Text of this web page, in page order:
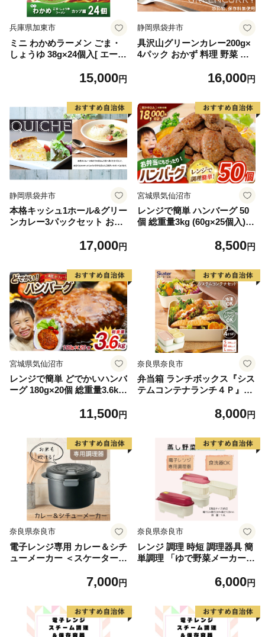
兵庫県加東市
ミニ わかめラーメン ごま・
しょうゆ 38g×24個入[ エース
ト カップ麺 即席めん 時短 防
お昼ご飯 夜食 小腹 手軽 便利
醤油スープ
15,000円
静岡県袋井市
具沢山グリーンカレー200g×
4パック おかず 料理 野菜 人
食 朝食 朝ごはん ランチ お昼
温めるだけ
16,000円
静岡県袋井市
本格キッシュ1ホール&グリー
ンカレー3パックセット おか
凍 洋食 朝食 朝ごはん ランチ
時短 温めるだけ
17,000円
宮城県気仙沼市
レンジで簡単 ハンバーグ 50
個 総重量3kg (60g×25個入)×
仙沼市 20563951] 大容量 時
8,500円
宮城県気仙沼市
レンジで簡単 どでかいハンバ
ーグ 180g×20個 総重量3.6kg
市 20563345] ハンバーグ 業
11,500円
奈良県奈良市
弁当箱 ランチボックス『シス
テムコンテナランチ４Ｐ』
き 時短 学校 保存容器 電子レ
8,000円
奈良県奈良市
電子レンジ専用 カレー＆シチ
ューメーカー ＜スケーター株
はん 炊飯 夜食 料理 調理 キ
2T 奈良県 奈良市 なら 7-047
7,000円
奈良県奈良市
レンジ 調理 時短 調理器具 簡
単調理 「ゆで野菜メーカー」
利グッズ 料理 野菜 魚 調理
電子レンジ 食洗機対応 スケ
ーター株式会社 UDV1 奈良県
6,000円